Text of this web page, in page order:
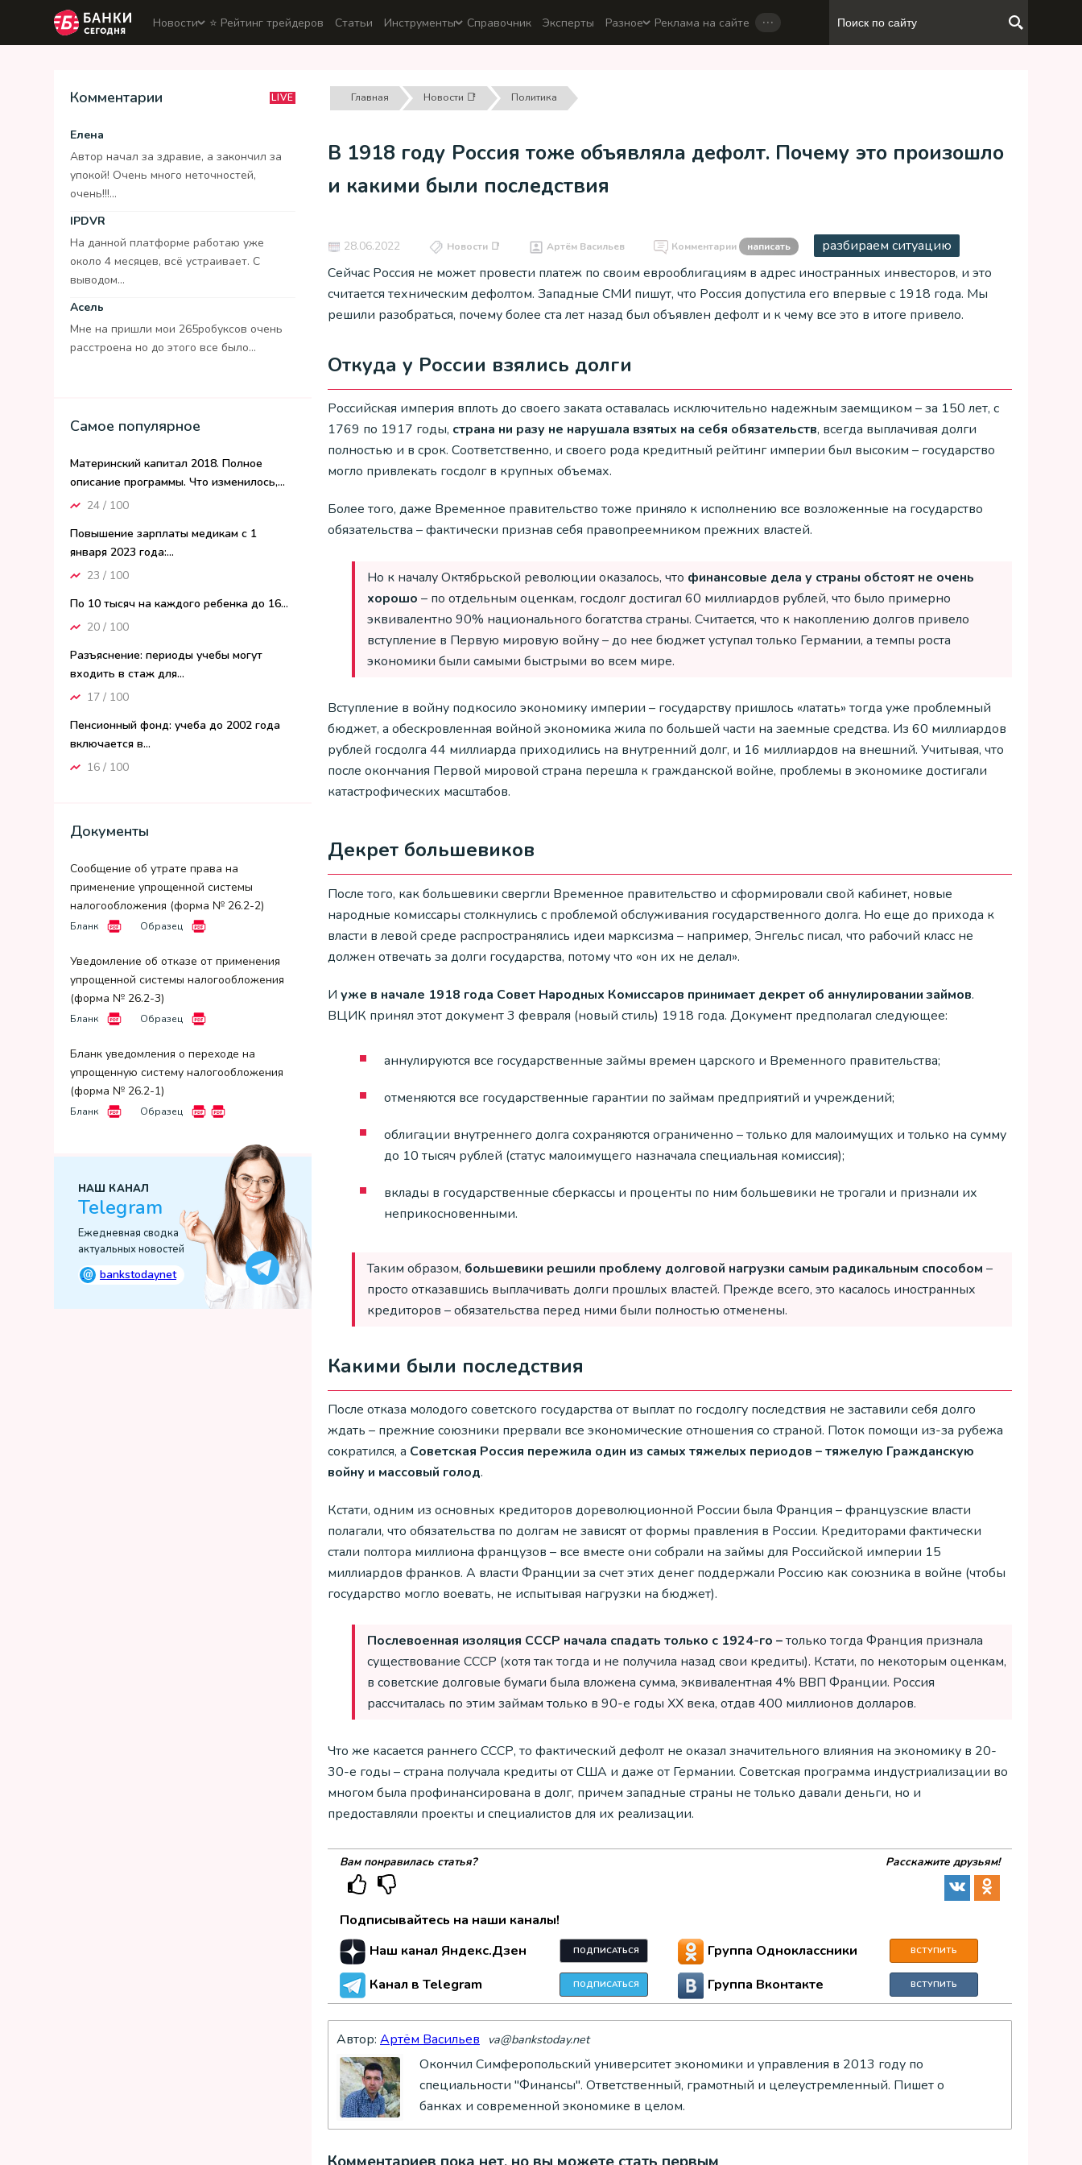
Новости ⭐️ Рейтинг трейдеров Статьи Инструменты Справочник Эксперты Разное Реклама на сайте …
Комментарии LIVE
Елена
Автор начал за здравие, а закончил за
упокой! Очень много неточностей,
очень!!!...
IPDVR
На данной платформе работаю уже
около 4 месяцев, всё устраивает. С
выводом...
Асель
Мне на пришли мои 265робуксов очень
расстроена но до этого все было...
Самое популярное
Материнский капитал 2018. Полное
описание программы. Что изменилось,...
24 / 100
Повышение зарплаты медикам с 1
января 2023 года:...
23 / 100
По 10 тысяч на каждого ребенка до 16...
20 / 100
Разъяснение: периоды учебы могут
входить в стаж для...
17 / 100
Пенсионный фонд: учеба до 2002 года
включается в...
16 / 100
Документы
Сообщение об утрате права на
применение упрощенной системы
налогообложения (форма № 26.2-2)
Бланк Образец
Уведомление об отказе от применения
упрощенной системы налогообложения
(форма № 26.2-3)
Бланк Образец
Бланк уведомления о переходе на
упрощенную систему налогообложения
(форма № 26.2-1)
Бланк Образец
НАШ КАНАЛ
Telegram
Ежедневная сводка
актуальных новостей
@ bankstodaynet
Главная Новости 📑 Политика
В 1918 году Россия тоже объявляла дефолт. Почему это произошло
и какими были последствия
28.06.2022 Новости 📑 Артём Васильев Комментарии написать
разбираем ситуацию
Сейчас Россия не может провести платеж по своим еврооблигациям в адрес иностранных инвесторов, и это
считается техническим дефолтом. Западные СМИ пишут, что Россия допустила его впервые с 1918 года. Мы
решили разобраться, почему более ста лет назад был объявлен дефолт и к чему все это в итоге привело.
Откуда у России взялись долги
Российская империя вплоть до своего заката оставалась исключительно надежным заемщиком – за 150 лет, с
1769 по 1917 годы, страна ни разу не нарушала взятых на себя обязательств, всегда выплачивая долги
полностью и в срок. Соответственно, и своего рода кредитный рейтинг империи был высоким – государство
могло привлекать госдолг в крупных объемах.
Более того, даже Временное правительство тоже приняло к исполнению все возложенные на государство
обязательства – фактически признав себя правопреемником прежних властей.
Но к началу Октябрьской революции оказалось, что финансовые дела у страны обстоят не очень
хорошо – по отдельным оценкам, госдолг достигал 60 миллиардов рублей, что было примерно
эквивалентно 90% национального богатства страны. Считается, что к накоплению долгов привело
вступление в Первую мировую войну – до нее бюджет уступал только Германии, а темпы роста
экономики были самыми быстрыми во всем мире.
Вступление в войну подкосило экономику империи – государству пришлось «латать» тогда уже проблемный
бюджет, а обескровленная войной экономика жила по большей части на заемные средства. Из 60 миллиардов
рублей госдолга 44 миллиарда приходились на внутренний долг, и 16 миллиардов на внешний. Учитывая, что
после окончания Первой мировой страна перешла к гражданской войне, проблемы в экономике достигали
катастрофических масштабов.
Декрет большевиков
После того, как большевики свергли Временное правительство и сформировали свой кабинет, новые
народные комиссары столкнулись с проблемой обслуживания государственного долга. Но еще до прихода к
власти в левой среде распространялись идеи марксизма – например, Энгельс писал, что рабочий класс не
должен отвечать за долги государства, потому что «он их не делал».
И уже в начале 1918 года Совет Народных Комиссаров принимает декрет об аннулировании займов.
ВЦИК принял этот документ 3 февраля (новый стиль) 1918 года. Документ предполагал следующее:
аннулируются все государственные займы времен царского и Временного правительства;
отменяются все государственные гарантии по займам предприятий и учреждений;
облигации внутреннего долга сохраняются ограниченно – только для малоимущих и только на сумму
до 10 тысяч рублей (статус малоимущего назначала специальная комиссия);
вклады в государственные сберкассы и проценты по ним большевики не трогали и признали их
неприкосновенными.
Таким образом, большевики решили проблему долговой нагрузки самым радикальным способом –
просто отказавшись выплачивать долги прошлых властей. Прежде всего, это касалось иностранных
кредиторов – обязательства перед ними были полностью отменены.
Какими были последствия
После отказа молодого советского государства от выплат по госдолгу последствия не заставили себя долго
ждать – прежние союзники прервали все экономические отношения со страной. Поток помощи из-за рубежа
сократился, а Советская Россия пережила один из самых тяжелых периодов – тяжелую Гражданскую
войну и массовый голод.
Кстати, одним из основных кредиторов дореволюционной России была Франция – французские власти
полагали, что обязательства по долгам не зависят от формы правления в России. Кредиторами фактически
стали полтора миллиона французов – все вместе они собрали на займы для Российской империи 15
миллиардов франков. А власти Франции за счет этих денег поддержали Россию как союзника в войне (чтобы
государство могло воевать, не испытывая нагрузки на бюджет).
Послевоенная изоляция СССР начала спадать только с 1924-го –только тогда Франция признала
существование СССР (хотя так тогда и не получила назад свои кредиты). Кстати, по некоторым оценкам,
в советские долговые бумаги была вложена сумма, эквивалентная 4% ВВП Франции. Россия
рассчиталась по этим займам только в 90-е годы XX века, отдав 400 миллионов долларов.
Что же касается раннего СССР, то фактический дефолт не оказал значительного влияния на экономику в 20-
30-е годы – страна получала кредиты от США и даже от Германии. Советская программа индустриализации во
многом была профинансирована в долг, причем западные страны не только давали деньги, но и
предоставляли проекты и специалистов для их реализации.
Вам понравилась статья? Расскажите друзьям!
Подписывайтесь на наши каналы!
Наш канал Яндекс.Дзен
ПОДПИСАТЬСЯ
Канал в Telegram ПОДПИСАТЬСЯ
Группа Одноклассники ВСТУПИТЬ
Группа Вконтакте ВСТУПИТЬ
Автор: Артём Васильев va@bankstoday.net
Окончил Симферопольский университет экономики и управления в 2013 году по
специальности "Финансы". Ответственный, грамотный и целеустремленный. Пишет о
банках и современной экономике в целом.